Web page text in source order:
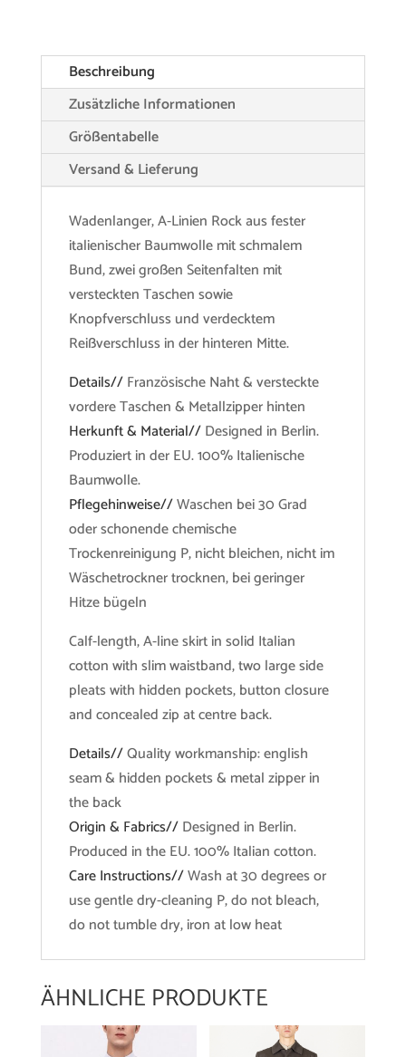
Beschreibung
Zusätzliche Informationen
Größentabelle
Versand & Lieferung
Wadenlanger, A-Linien Rock aus fester
italienischer Baumwolle mit schmalem
Bund, zwei großen Seitenfalten mit
versteckten Taschen sowie
Knopfverschluss und verdecktem
Reißverschluss in der hinteren Mitte.
Details//Französische Naht & versteckte
vordere Taschen & Metallzipper hinten
Herkunft & Material//Designed in Berlin.
Produziert in der EU. 100% Italienische
Baumwolle.
Pflegehinweise//Waschen bei 30 Grad
oder schonende chemische
Trockenreinigung P, nicht bleichen, nicht im
Wäschetrockner trocknen, bei geringer
Hitze bügeln
Calf-length, A-line skirt in solid Italian
cotton with slim waistband, two large side
pleats with hidden pockets, button closure
and concealed zip at centre back.
Details//Quality workmanship: english
seam & hidden pockets & metal zipper in
the back
Origin & Fabrics//Designed in Berlin.
Produced in the EU. 100% Italian cotton.
Care Instructions//Wash at 30 degrees or
use gentle dry-cleaning P, do not bleach,
do not tumble dry, iron at low heat
ÄHNLICHE PRODUKTE